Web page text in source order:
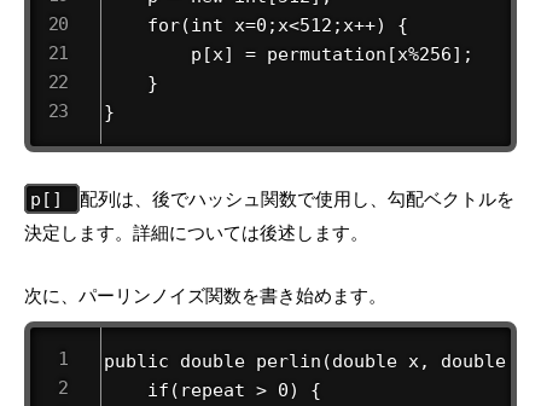
    for(int x=0;x<512;x++) {
        p[x] = permutation[x%256];
    }
}
p[]
配列は、後でハッシュ関数で使用し、勾配ベクトルを
決定します。詳細については後述します。
次に、パーリンノイズ関数を書き始めます。
public double perlin(double x, double
if(repeat > 0) {